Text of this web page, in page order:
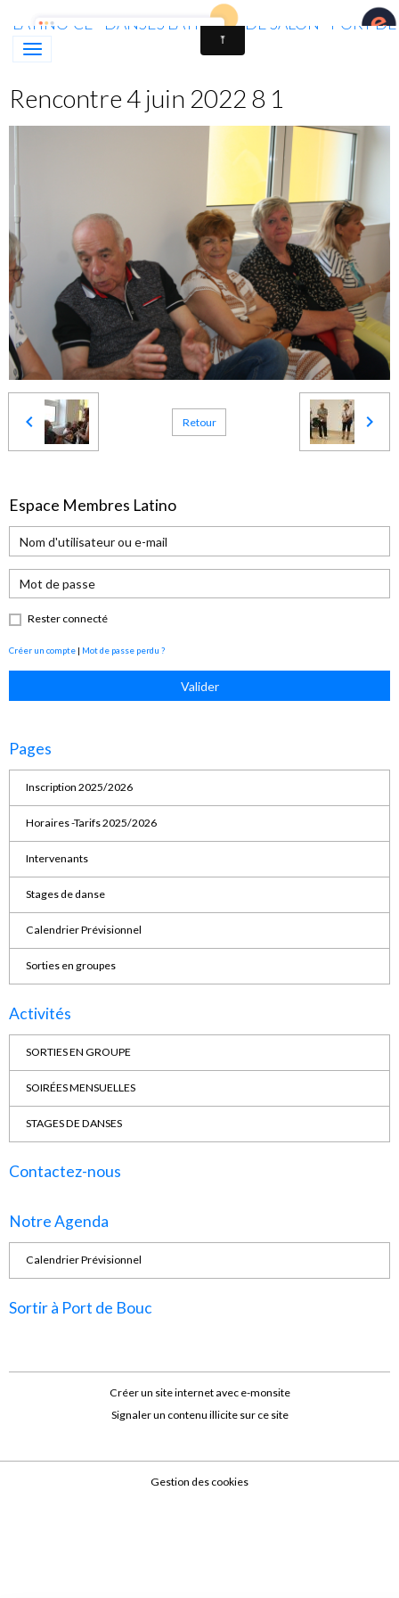
LATINO'CE - DANSES LATINES & DE SALON - PORT
Rencontre 4 juin 2022 8 1
Retour
Espace Membres Latino
Rester connecté
Créer un compte | Mot de passe perdu ?
Valider
Pages
Inscription 2025/2026
Horaires -Tarifs 2025/2026
Intervenants
Stages de danse
Calendrier Prévisionnel
Sorties en groupes
Activités
SORTIES EN GROUPE
SOIRÉES MENSUELLES
STAGES DE DANSES
Contactez-nous
Notre Agenda
Calendrier Prévisionnel
Sortir à Port de Bouc
Créer un site internet avec e-monsite
Signaler un contenu illicite sur ce site
Gestion des cookies